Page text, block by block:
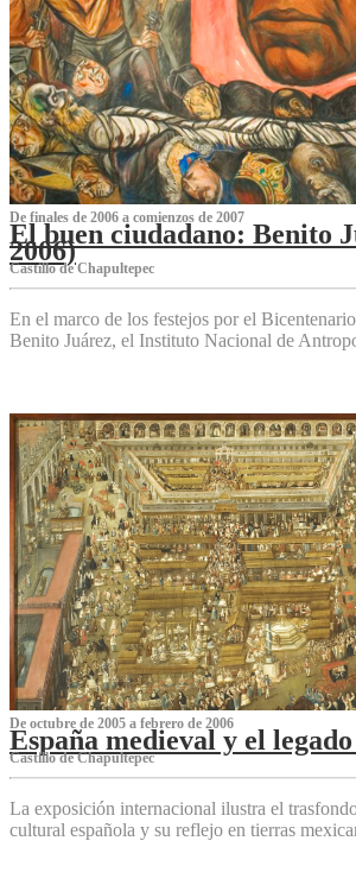
De finales de 2006 a comienzos de 2007
El buen ciudadano: Benito
2006)
Castillo de Chapultepec
En el marco de los festejos por el
Benito Juárez, el Instituto Nacional de
De octubre de 2005 a febrero de 2006
España medieval y el
Castillo de Chapultepec
La exposición internacional ilustra el
cultural española y su reflejo en tierras